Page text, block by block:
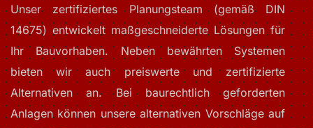
Unser zertifiziertes Planungsteam (gemäß DIN
14675) entwickelt maßgeschneiderte Lösungen für
Ihr Bauvorhaben. Neben bewährten Systemen
bieten wir auch preiswerte und zertifizierte
Alternativen an. Bei baurechtlich geforderten
Anlagen können unsere alternativen Vorschläge auf